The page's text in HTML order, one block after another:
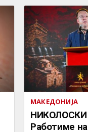
МАКЕДОНИЈА
Работиме